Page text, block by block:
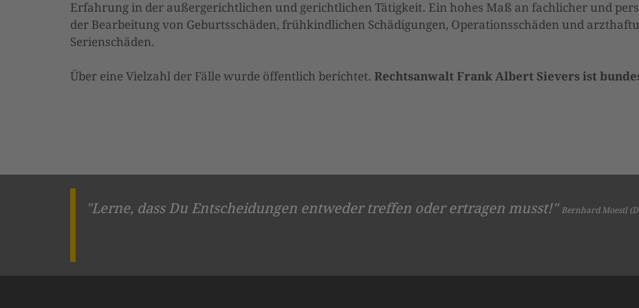
Erfahrung in der außergerichtlichen und gerichtlichen Tätigkeit. Ein hohes Maß an fachlicher und
der Bearbeitung von Geburtsschäden, frühkindlichen Schädigungen, Operationsschäden und
Serienschäden.
Über eine Vielzahl der Fälle wurde öffentlich berichtet. Rechtsanwalt Frank Albert Sievers ist
"Lerne, dass Du Entscheidungen entweder treffen oder ertragen musst!" Bernhard Moestl